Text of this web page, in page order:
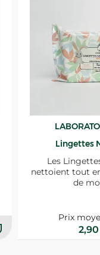
Lingettes
Les
nettoient tout
de
Prix